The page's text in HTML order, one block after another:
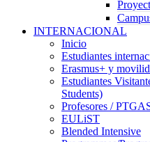
INTERNACIONAL
Inicio
Estudiantes
Erasmus+ y
Estudiantes
Students)
Profesores /
EULiST
Blended Intensive